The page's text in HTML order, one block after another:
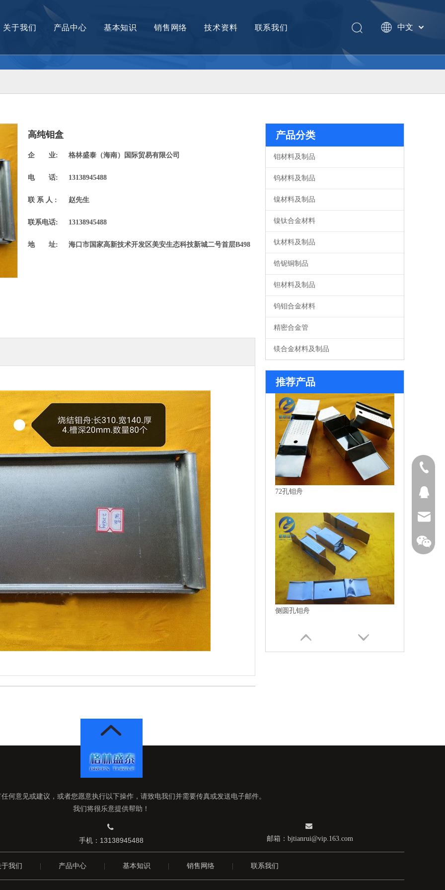
关于我们 产品中心
钨材料及制品
镍材料及制品
锆铌铜制品
钽材料及制品
钨钼合金材料
精密合金管
镁合金材料及制品
基本知识 销售网络 技术资料 联系我们
中文
高纯钼盒
企 业: 格林盛泰（海南）国际贸易有限公司
电 话: 13138945488
联 系 人 : 赵先生
联系电话: 13138945488
地 址: 海口市国家高新技术开发区美安生态科技新城二号首层B498
产品分类
钼材料及制品
钨材料及制品
镍材料及制品
镍钛合金材料
钛材料及制品
锆铌铜制品
钽材料及制品
钨钼合金材料
精密合金管
镁合金材料及制品
推荐产品
系列钼舟
72孔钼舟
侧圆孔钼舟
多孔钼舟
何意见或建议，或者您愿意执行以下操作，请致电我们并需要传真或发送电子邮件。
我们将很乐意提供帮助！

手机：13138945488

邮箱： bjtianrui@vip.163.com
我们 产品中心 基本知识 销售网络 联系我们